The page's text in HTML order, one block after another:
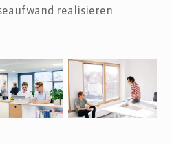
realisieren